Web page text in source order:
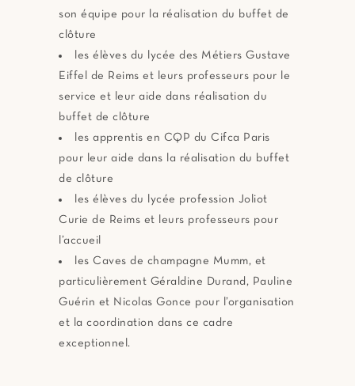
son équipe pour la réalisation du buffet de
clôture
les élèves du lycée des Métiers Gustave
Eiffel de Reims et leurs professeurs pour le
service et leur aide dans réalisation du
buffet de clôture
les apprentis en CQP du Cifca Paris
pour leur aide dans la réalisation du buffet
de clôture
les élèves du lycée profession Joliot
Curie de Reims et leurs professeurs pour
l’accueil
les Caves de champagne Mumm, et
particulièrement Géraldine Durand, Pauline
Guérin et Nicolas Gonce pour l’organisation
et la coordination dans ce cadre
exceptionnel.